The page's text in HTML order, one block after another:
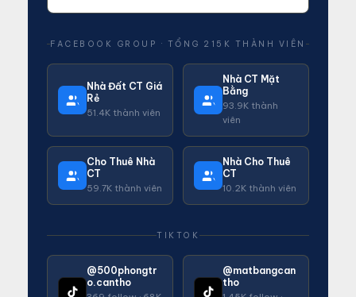
FACEBOOK GROUP · TỔNG 215K THÀNH VIÊN
Nhà Đất CT Giá
Rẻ
51.4K thành viên
Nhà CT Mặt
Bằng
93.9K thành
viên
Cho Thuê Nhà
CT
59.7K thành viên
Nhà Cho Thuê
CT
10.2K thành viên
TIKTOK
@500phongtr
o.cantho
@matbangcan
tho